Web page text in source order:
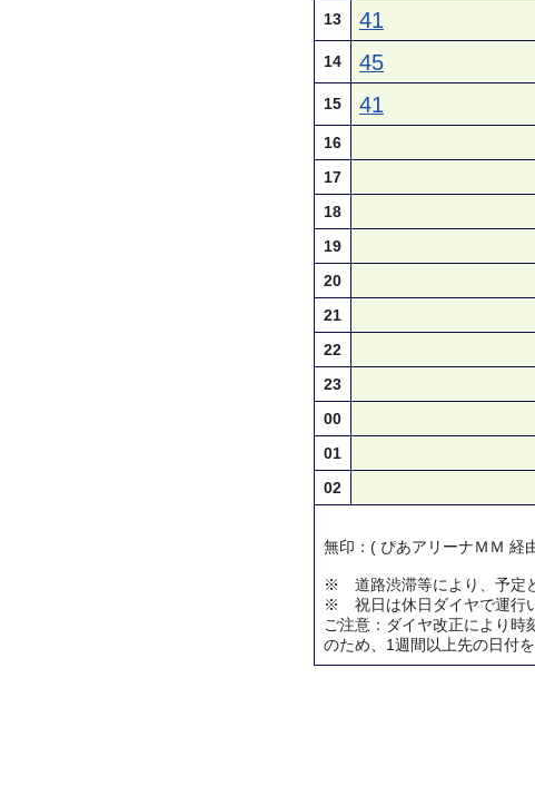
13 41
14 45
15 41
16
17
18
19
20
21
22
23
00
01
02
無印：( ぴあアリーナＭＭ 経
※ 道路渋滞等により、予定
※ 祝日は休日ダイヤで運行
ご注意：ダイヤ改正により
のため、1週間以上先の日付